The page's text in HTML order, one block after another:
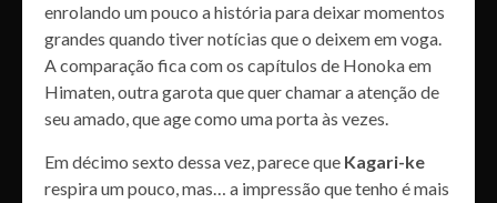
enrolando um pouco a história para deixar momentos
grandes quando tiver notícias que o deixem em voga.
A comparação fica com os capítulos de Honoka em
Himaten, outra garota que quer chamar a atenção de
seu amado, que age como uma porta às vezes.
Em décimo sexto dessa vez, parece que Kagari-ke
respira um pouco, mas… a impressão que tenho é mais